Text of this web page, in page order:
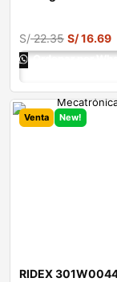
S/22.35 S/16.69
Ordenar por
Venta New!
RIDEX